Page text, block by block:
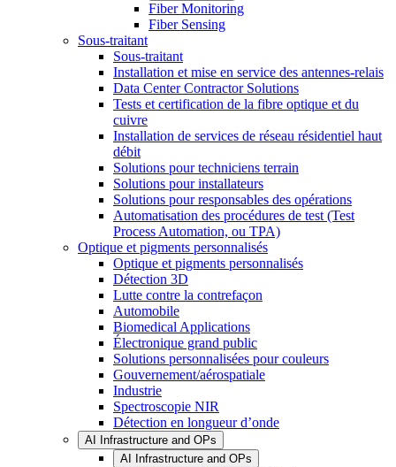
Fiber Monitoring
Fiber Sensing
Sous-traitant
Sous-traitant
Installation et mise en service des antennes-relais
Data Center Contractor Solutions
Tests et certification de la fibre optique et du
cuivre
Installation de services de réseau résidentiel haut
débit
Solutions pour techniciens terrain
Solutions pour installateurs
Solutions pour responsables des opérations
Automatisation des procédures de test (Test
Process Automation, ou TPA)
Optique et pigments personnalisés
Optique et pigments personnalisés
Détection 3D
Lutte contre la contrefaçon
Automobile
Biomedical Applications
Électronique grand public
Solutions personnalisées pour couleurs
Gouvernement/aérospatiale
Industrie
Spectroscopie NIR
Détection en longueur d’onde
AI Infrastructure and OPs
AI Infrastructure and OPs